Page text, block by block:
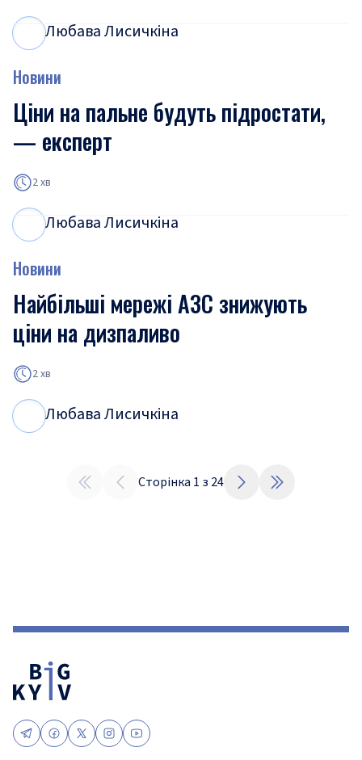
Любава Лисичкіна
Новини
Ціни на пальне будуть підростати,
— експерт
2 хв
Любава Лисичкіна
Новини
Найбільші мережі АЗС знижують
ціни на дизпаливо
2 хв
Любава Лисичкіна
Сторінка 1 з 24